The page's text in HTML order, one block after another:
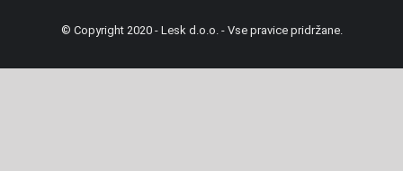
© Copyright 2020 - Lesk d.o.o. - Vse pravice pridržane.